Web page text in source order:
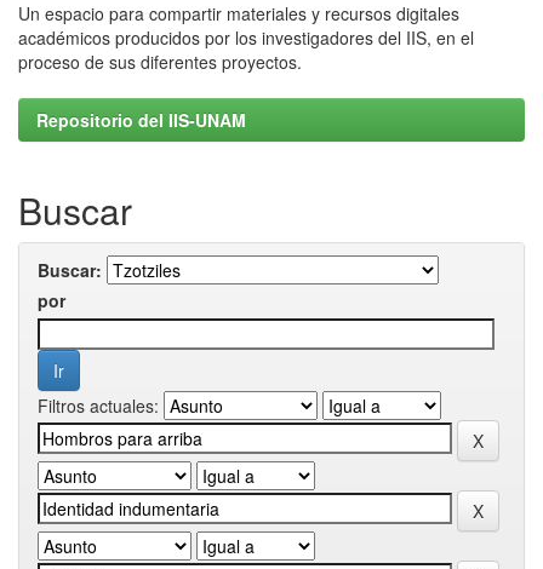
Un espacio para compartir materiales y recursos digitales
académicos producidos por los investigadores del IIS, en el
proceso de sus diferentes proyectos.
Repositorio del IIS-UNAM
Buscar
Buscar:
por
Filtros actuales: